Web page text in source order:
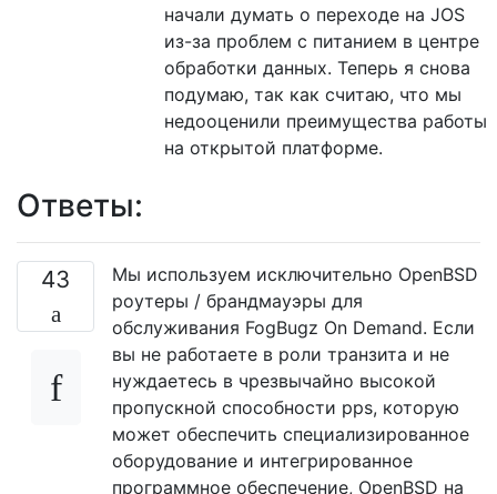
начали думать о переходе на JOS
из-за проблем с питанием в центре
обработки данных. Теперь я снова
подумаю, так как считаю, что мы
недооценили преимущества работы
на открытой платформе.
Ответы:
43
Мы используем исключительно OpenBSD
роутеры / брандмауэры для
обслуживания FogBugz On Demand. Если
вы не работаете в роли транзита и не
нуждаетесь в чрезвычайно высокой
пропускной способности pps, которую
может обеспечить специализированное
оборудование и интегрированное
программное обеспечение, OpenBSD на